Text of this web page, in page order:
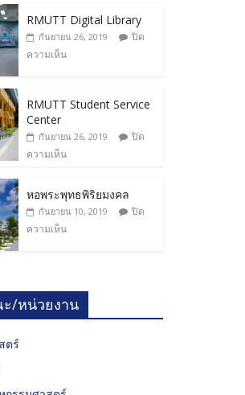
RMUTT Digital Library
กันยายน 26, 2019
ปิด
ความเห็น
RMUTT Student Service
Center
กันยายน 26, 2019
ปิด
ความเห็น
หอพระพุทธพิริยมงคล
กันยายน 10, 2019
ปิด
ความเห็น
/หน่วยงาน
ตร์